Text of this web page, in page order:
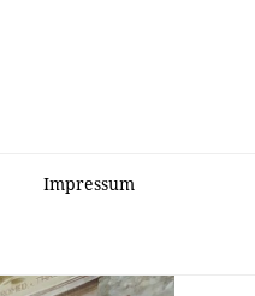
Impressum